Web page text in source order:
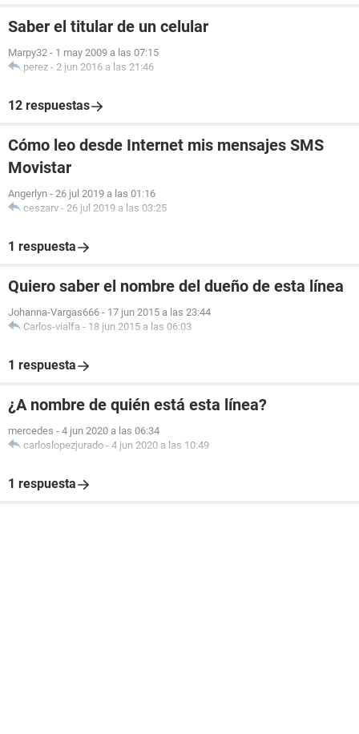
Saber el titular de un celular
Marpy32 - 1 may 2009 a las 07:15
perez - 2 jun 2016 a las 21:46
12 respuestas
Cómo leo desde Internet mis mensajes SMS
Movistar
Angerlyn - 26 jul 2019 a las 01:16
ceszarv - 26 jul 2019 a las 03:25
1 respuesta
Quiero saber el nombre del dueño de esta línea
Johanna-Vargas666 - 17 jun 2015 a las 23:44
Carlos-vialfa - 18 jun 2015 a las 06:03
1 respuesta
¿A nombre de quién está esta línea?
mercedes - 4 jun 2020 a las 06:34
carloslopezjurado - 4 jun 2020 a las 10:49
1 respuesta